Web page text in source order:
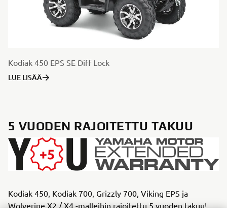
Kodiak 450 EPS SE Diff Lock
LUE LISÄÄ
5 VUODEN RAJOITETTU TAKUU
Kodiak 450, Kodiak 700, Grizzly 700, Viking EPS ja
Wolverine X2 / X4 -malleihin rajoitettu 5 vuoden takuu!